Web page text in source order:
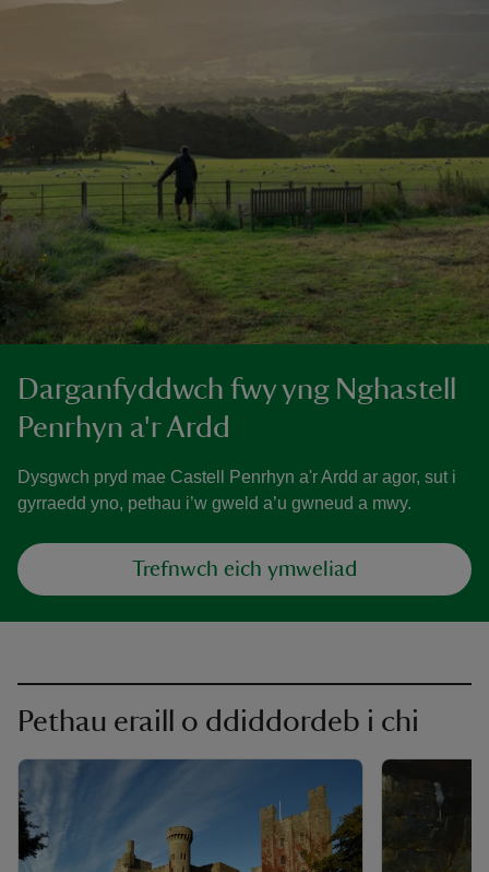
Darganfyddwch fwy yng Nghastell
Penrhyn a'r Ardd
Dysgwch pryd mae Castell Penrhyn a'r Ardd ar agor, sut i
gyrraedd yno, pethau i’w gweld a’u gwneud a mwy.
Trefnwch eich ymweliad
Pethau eraill o ddiddordeb i chi